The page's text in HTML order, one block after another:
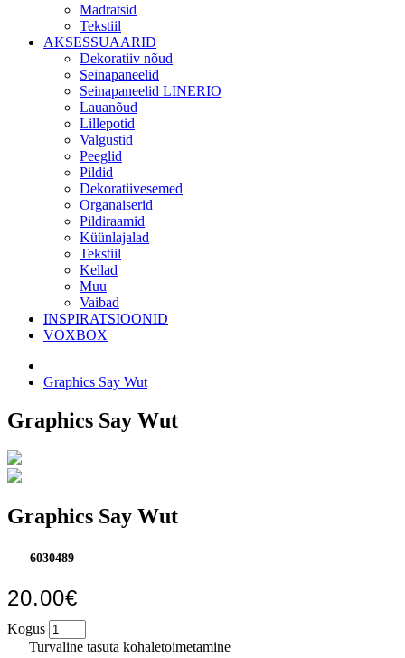
Madratsid
Tekstiil
AKSESSUAARID
Dekoratiiv nõud
Seinapaneelid
Seinapaneelid LINERIO
Lauanõud
Lillepotid
Valgustid
Peeglid
Pildid
Dekoratiivesemed
Organaiserid
Pildiraamid
Küünlajalad
Tekstiil
Kellad
Muu
Vaibad
INSPIRATSIOONID
VOXBOX
Graphics Say Wut
Graphics Say Wut
Graphics Say Wut
6030489
20.00€
Kogus
Turvaline tasuta kohaletoimetamine